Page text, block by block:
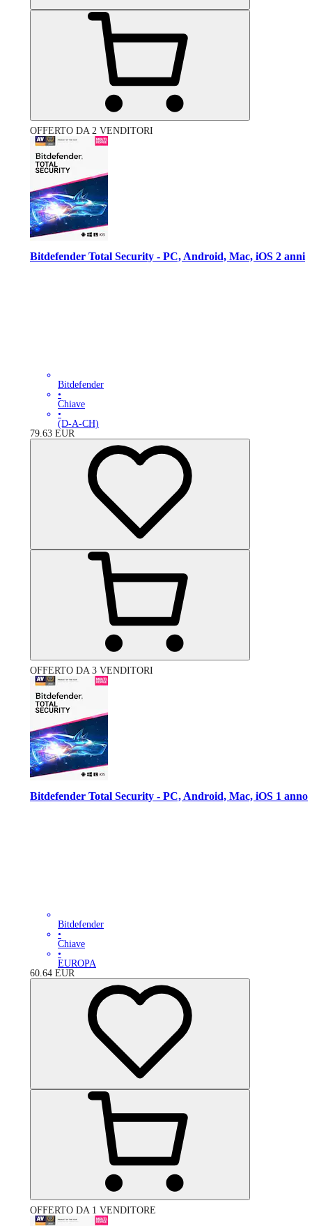
OFFERTO DA 2 VENDITORI
Bitdefender Total Security - PC, Android, Mac, iOS 2 anni
Bitdefender
•
Chiave
•
(D-A-CH)
79.63 EUR
OFFERTO DA 3 VENDITORI
Bitdefender Total Security - PC, Android, Mac, iOS 1 anno
Bitdefender
•
Chiave
•
EUROPA
60.64 EUR
OFFERTO DA 1 VENDITORE